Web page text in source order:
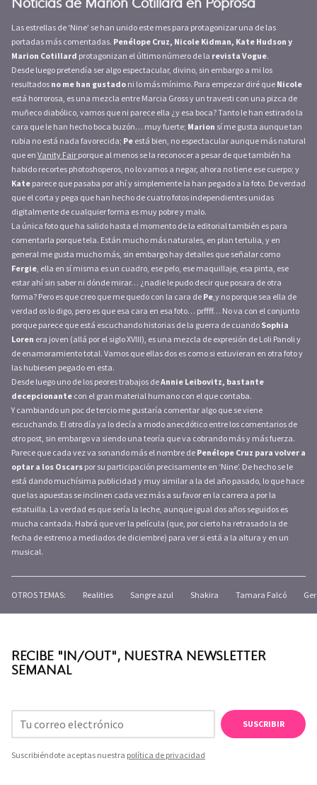
Las estrellas de ‘Nine’ se han unido este mes para protagonizar una de las
portadas más comentadas. Penélope Cruz, Nicole Kidman, Kate Hudson y
Marion Cotillard protagonizan el último número de la revista Vogue.
Desde luego pretendía ser algo espectacular, divino, sin embargo a mi los
resultados no me han gustado ni lo más mínimo. Para empezar diré que Nicole
está horrorosa, es una mezcla entre Marcia Gross y un travesti con una pizca de
muñeco diabólico, vamos que ni parece ella ¿y esa boca? Tanto le han estirado la
cara que le han hecho boca buzón… muy fuerte; Marion sí me gusta aunque tan
rubia no está nada favorecida; Pe está bien, no espectacular aunque más natural
que en Vanity Fair porque al menos se la reconocer a pesar de que también ha
habido recortes photoshoperos, no lo vamos a negar, ahora no tiene ese cuerpo; y
Kate parece que pasaba por ahí y simplemente la han pegado a la foto. De verdad
que el corta y pega que han hecho de cuatro fotos independientes unidas
digitalmente de cualquier forma es muy pobre y malo.
La única foto que ha salido hasta el momento de la editorial también es para
comentarla porque tela. Están mucho más naturales, en plan tertulia, y en
general me gusta mucho más, sin embargo hay detalles que señalar como
Fergie, ella en sí misma es un cuadro, ese pelo, ese maquillaje, esa pinta, ese
estar ahí sin saber ni dónde mirar… ¿nadie le pudo decir que posara de otra
forma? Pero es que creo que me quedo con la cara de Pe,y no porque sea ella de
verdad os lo digo, pero es que esa cara en esa foto… prffff… No va con el conjunto
porque parece que está escuchando historias de la guerra de cuando Sophia
Loren era joven (allá por el siglo XVIII), es una mezcla de expresión de Loli Panoli y
de enamoramiento total. Vamos que ellas dos es como si estuvieran en otra foto y
las hubiesen pegado en esta.
Desde luego uno de los peores trabajos deAnnie Leibovitz, bastante
decepcionante con el gran material humano con el que contaba.
Y cambiando un poc de tercio me gustaría comentar algo que se viene
escuchando. El otro día ya lo decía a modo anecdótico entre los comentarios de
otro post, sin embargo va siendo una teoría que va cobrando más y más fuerza.
Parece que cada vez va sonando más el nombre de Penélope Cruz para volver a
optar a los Oscars por su participación precisamente en ‘Nine’. De hecho se le
está dando muchísima publicidad y muy similar a la del año pasado, lo que hace
que las apuestas se inclinen cada vez más a su favor en la carrera a por la
estatuilla. La verdad es que sería la leche, aunque igual dos años seguidos es
mucha cantada. Habrá que ver la película (que, por cierto ha retrasado la de
fecha de estreno a mediados de diciembre) para ver si está a la altura y en un
musical.
OTROS TEMAS: Realities Sangre azul Shakira Tamara Falcó
RECIBE "IN/OUT", NUESTRA NEWSLETTER
SEMANAL
SUSCRIBIR
Suscribiéndote aceptas nuestra política de privacidad